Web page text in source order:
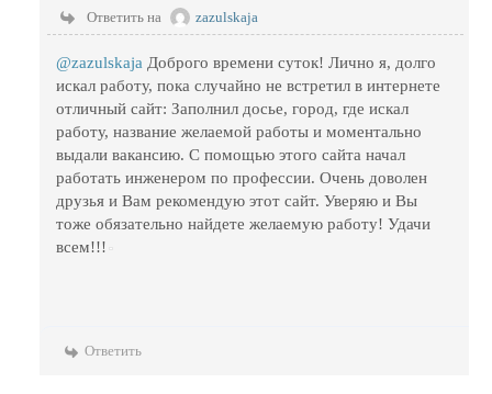
Ответить на zazulskaja
@zazulskaja Доброго времени суток! Лично я, долго
искал работу, пока случайно не встретил в интернете
отличный сайт: Заполнил досье, город, где искал
работу, название желаемой работы и моментально
выдали вакансию. С помощью этого сайта начал
работать инженером по профессии. Очень доволен
друзья и Вам рекомендую этот сайт. Уверяю и Вы
тоже обязательно найдете желаемую работу! Удачи
всем!!!
Ответить